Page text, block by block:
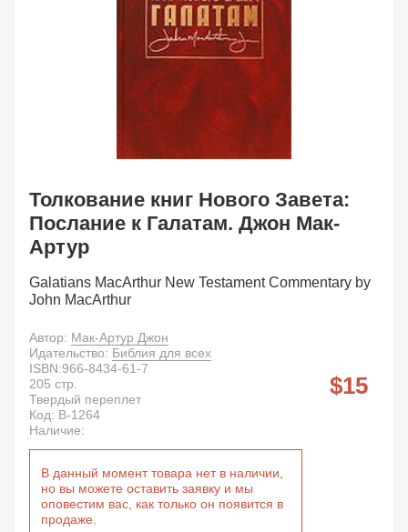
Толкование книг Нового Завета:
Послание к Галатам. Джон Мак-
Артур
Galatians MacArthur New Testament Commentary by
John MacArthur
Автор: Мак-Артур Джон
Идательство: Библия для всех
15
ISBN:966-8434-61-7
205 стр.
Твердый переплет
Код: B-1264
Наличие:
В данный момент товара нет в наличии,
но вы можете оставить заявку и мы
оповестим вас, как только он появится в
продаже.